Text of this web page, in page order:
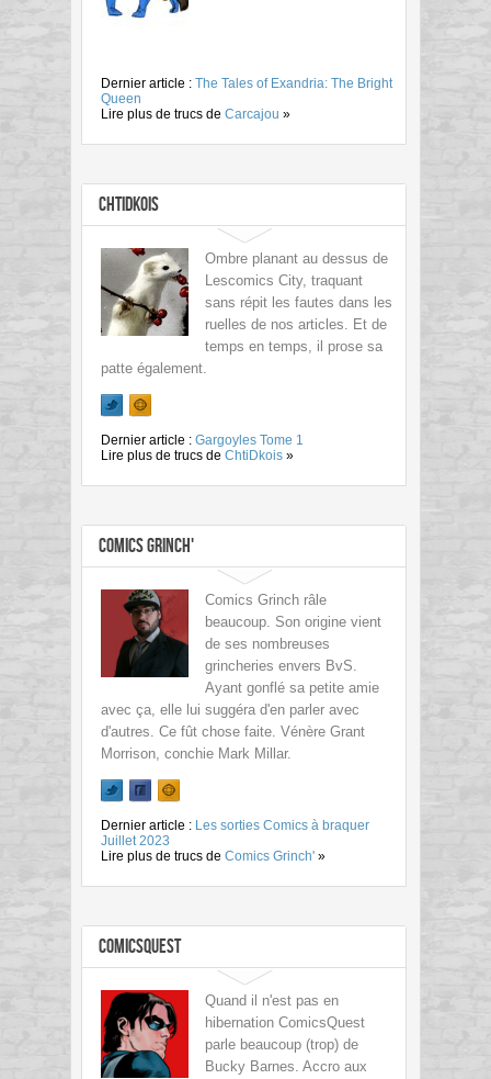
Dernier article : The Tales of Exandria: The Bright
Queen
Lire plus de trucs de Carcajou »
ChtiDkois
Ombre planant au dessus de
Lescomics City, traquant
sans répit les fautes dans les
ruelles de nos articles. Et de
temps en temps, il prose sa
patte également.
Dernier article : Gargoyles Tome 1
Lire plus de trucs de ChtiDkois »
Comics Grinch'
Comics Grinch râle
beaucoup. Son origine vient
de ses nombreuses
grincheries envers BvS.
Ayant gonflé sa petite amie
avec ça, elle lui suggéra d'en parler avec
d'autres. Ce fût chose faite. Vénère Grant
Morrison, conchie Mark Millar.
Dernier article : Les sorties Comics à braquer
Juillet 2023
Lire plus de trucs de Comics Grinch' »
ComicsQuest
Quand il n'est pas en
hibernation ComicsQuest
parle beaucoup (trop) de
Bucky Barnes. Accro aux